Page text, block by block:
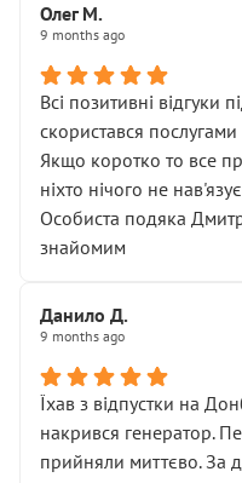
Олег М.
9 months ago
Всі позитивні відгуки
скористався
Якщо коротко то все
ніхто нічого не
Особиста подяка
знайомим
Данило Д.
9 months ago
Їхав з відпустки на
накрився генератор.
прийняли миттєво. За